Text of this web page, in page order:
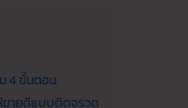
4 ขั้นตอน
ขายดีแบบติดจรวด